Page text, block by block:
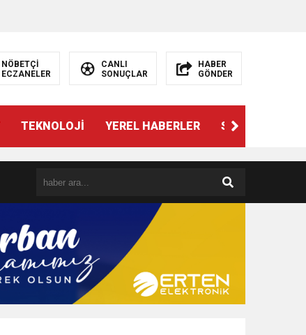
NÖBETÇİ
ECZANELER
CANLI
SONUÇLAR
HABER
GÖNDER
TEKNOLOJİ YEREL HABERLER SPOR